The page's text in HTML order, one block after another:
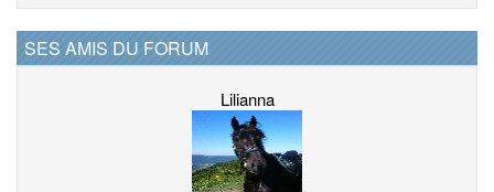
SES AMIS DU FORUM
Lilianna